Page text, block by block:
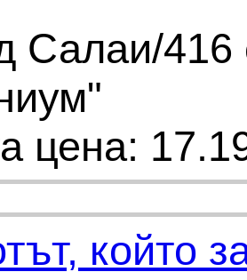
Салаи/
цена:
който